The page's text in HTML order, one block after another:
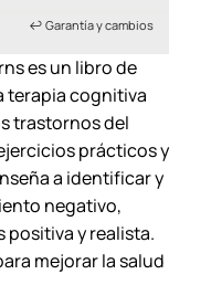
↩️ Garantía y cambios
es un libro de
terapia cognitiva
trastornos del
prácticos y
a identificar y
negativo,
y realista.
mejorar la salud